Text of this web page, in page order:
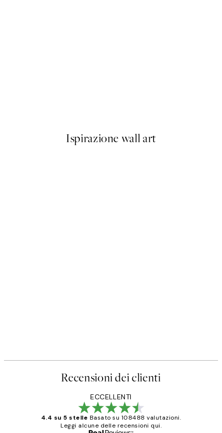
Ispirazione wall art
Recensioni dei clienti
ECCELLENTI
4.4 su 5 stelle Basato su 108488 valutazioni.
Leggi alcune delle recensioni qui.